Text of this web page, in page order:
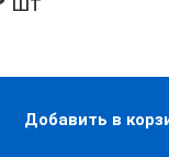
Добавить в